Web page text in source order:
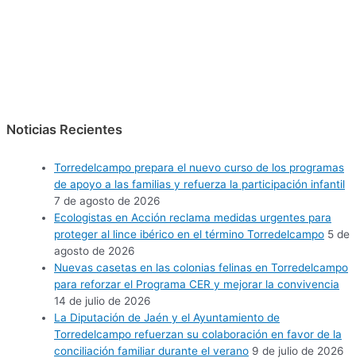
Noticias Recientes
Torredelcampo prepara el nuevo curso de los programas
de apoyo a las familias y refuerza la participación infantil
7 de agosto de 2026
Ecologistas en Acción reclama medidas urgentes para
proteger al lince ibérico en el término Torredelcampo 5 de
agosto de 2026
Nuevas casetas en las colonias felinas en Torredelcampo
para reforzar el Programa CER y mejorar la convivencia
14 de julio de 2026
La Diputación de Jaén y el Ayuntamiento de
Torredelcampo refuerzan su colaboración en favor de la
conciliación familiar durante el verano 9 de julio de 2026